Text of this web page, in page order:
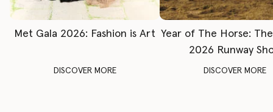
Met Gala 2026: Fashion is Art
DISCOVER MORE
Year of The Horse:
2026 Runway
DISCOVER MORE